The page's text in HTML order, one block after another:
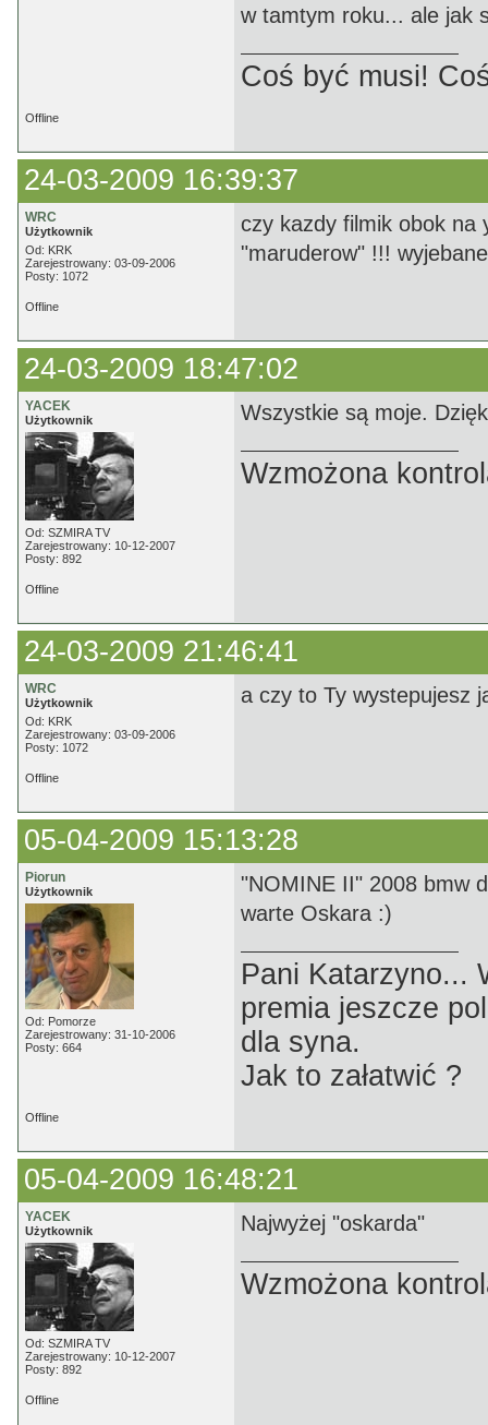
w tamtym roku... ale jak
Coś być musi!
Offline
24-03-2009 16:39:37
WRC
Użytkownik
Od: KRK
Zarejestrowany: 03-09-2006
Posty: 1072
czy kazdy filmik obok na
"maruderow" !!!
Offline
24-03-2009 18:47:02
YACEK
Użytkownik
Od: SZMIRA TV
Zarejestrowany: 10-12-2007
Posty: 892
Wszystkie są moje.
Wzmożona
Offline
24-03-2009 21:46:41
WRC
Użytkownik
Od: KRK
Zarejestrowany: 03-09-2006
Posty: 1072
a czy to Ty wystepujesz
Offline
05-04-2009 15:13:28
Piorun
Użytkownik
Od: Pomorze
Zarejestrowany: 31-10-2006
Posty: 664
"NOMINE II" 2008 bmw
warte Oskara :)
Pani Katarzyno...
premia jeszcze
dla syna.
Jak to załatwić ?
Offline
05-04-2009 16:48:21
YACEK
Użytkownik
Od: SZMIRA TV
Zarejestrowany: 10-12-2007
Posty: 892
Najwyżej "oskarda"
Wzmożona
Offline